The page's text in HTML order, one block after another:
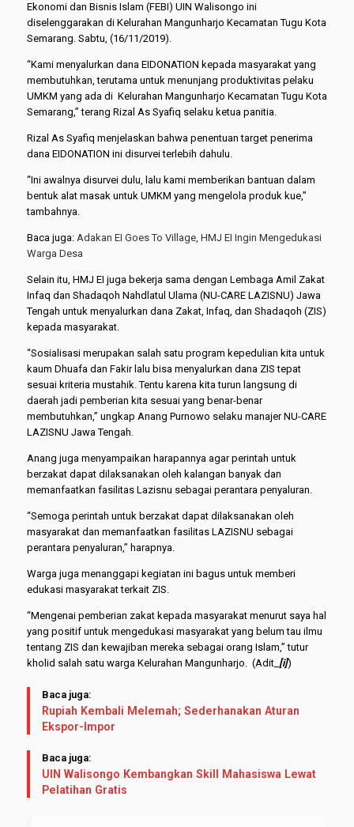
Ekonomi dan Bisnis Islam (FEBI) UIN Walisongo ini
diselenggarakan di Kelurahan Mangunharjo Kecamatan Tugu Kota
Semarang. Sabtu, (16/11/2019).
“Kami menyalurkan dana EIDONATION kepada masyarakat yang
membutuhkan, terutama untuk menunjang produktivitas pelaku
UMKM yang ada di Kelurahan Mangunharjo Kecamatan Tugu Kota
Semarang,” terang Rizal As Syafiq selaku ketua panitia.
Rizal As Syafiq menjelaskan bahwa penentuan target penerima
dana EIDONATION ini disurvei terlebih dahulu.
“Ini awalnya disurvei dulu, lalu kami memberikan bantuan dalam
bentuk alat masak untuk UMKM yang mengelola produk kue,”
tambahnya.
Baca juga: Adakan EI Goes To Village, HMJ EI Ingin Mengedukasi
Warga Desa
Selain itu, HMJ EI juga bekerja sama dengan Lembaga Amil Zakat
Infaq dan Shadaqoh Nahdlatul Ulama (NU-CARE LAZISNU) Jawa
Tengah untuk menyalurkan dana Zakat, Infaq, dan Shadaqoh (ZIS)
kepada masyarakat.
“Sosialisasi merupakan salah satu program kepedulian kita untuk
kaum Dhuafa dan Fakir lalu bisa menyalurkan dana ZIS tepat
sesuai kriteria mustahik. Tentu karena kita turun langsung di
daerah jadi pemberian kita sesuai yang benar-benar
membutuhkan,” ungkap Anang Purnowo selaku manajer NU-CARE
LAZISNU Jawa Tengah.
Anang juga menyampaikan harapannya agar perintah untuk
berzakat dapat dilaksanakan oleh kalangan banyak dan
memanfaatkan fasilitas Lazisnu sebagai perantara penyaluran.
“Semoga perintah untuk berzakat dapat dilaksanakan oleh
masyarakat dan memanfaatkan fasilitas LAZISNU sebagai
perantara penyaluran,” harapnya.
Warga juga menanggapi kegiatan ini bagus untuk memberi
edukasi masyarakat terkait ZIS.
“Mengenai pemberian zakat kepada masyarakat menurut saya hal
yang positif untuk mengedukasi masyarakat yang belum tau ilmu
tentang ZIS dan kewajiban mereka sebagai orang Islam,” tutur
kholid salah satu warga Kelurahan Mangunharjo. (Adit_ [i])
Baca juga:
Rupiah Kembali Melemah; Sederhanakan Aturan
Ekspor-Impor
Baca juga:
UIN Walisongo Kembangkan Skill Mahasiswa Lewat
Pelatihan Gratis